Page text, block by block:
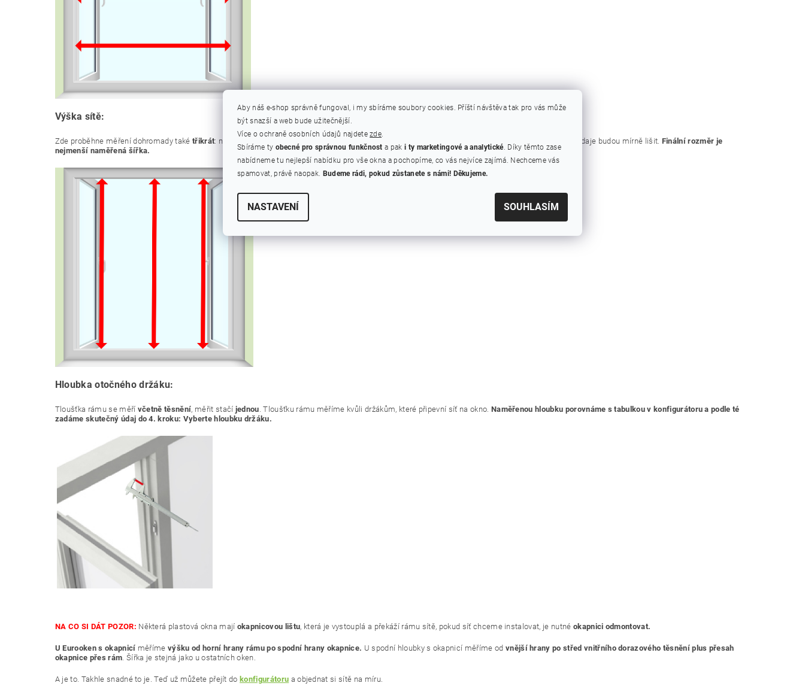
Výška sítě:
Zde proběhne měření dohromady také třikrát: na levé i na pravé straně a uprostřed (viz obrázek níže). Je naprosto v pořádku, když se tyto tři číselné údaje budou mírně lišit. Finální rozměr je
nejmenší naměřená šířka.
Hloubka otočného držáku:
Tloušťka rámu se měří včetně těsnění, měřit stačí jednou . Tloušťku rámu měříme kvůli držákům, které připevní síť na okno. Naměřenou hloubku porovnáme s tabulkou v konfigurátoru a podle té
zadáme skutečný údaj do 4. kroku: Vyberte hloubku držáku.
NA CO SI DÁT POZOR: Některá plastová okna mají okapnicovou lištu, která je vystouplá a překáží rámu sítě, pokud síť chceme instalovat, je nutné okapnici odmontovat.
U Eurooken s okapnicí měřímevýšku od horní hrany rámu po spodní hrany okapnice. U spodní hloubky s okapnicí měříme od vnější hrany po střed vnitřního dorazového těsnění plus přesah
okapnice přes rám. Šířka je stejná jako u ostatních oken.
A je to. Takhle snadné to je. Teď už můžete přejít do konfigurátoru a objednat si sítě na míru.
Aby náš e-shop správně fungoval, i my sbíráme soubory cookies. Příští návštěva tak pro vás může
být snazší a web bude užitečnější.
Více o ochraně osobních údajů najdete zde.
Sbíráme ty obecné pro správnou funkčnost a paki ty marketingové a analytické. Díky těmto zase
nabídneme tu nejlepší nabídku pro vše okna a pochopíme, co vás nejvíce zajímá. Nechceme vás
spamovat, právě naopak. Budeme rádi, pokud zůstanete s námi! Děkujeme.
NASTAVENÍ SOUHLASÍM